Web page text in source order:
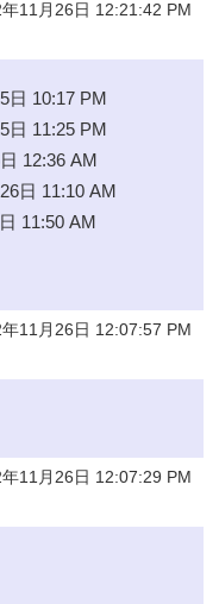
11月26日 12:21:42 PM
日 10:17 PM
日 11:25 PM
12:36 AM
日 11:10 AM
11:50 AM
11月26日 12:07:57 PM
11月26日 12:07:29 PM